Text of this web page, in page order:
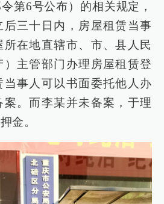
第6号公布）的相关规定，
后三十日内，房屋租赁当事
所在地直辖市、市、县人民
主管部门办理房屋租赁登
事人可以书面委托他人办
。而李某并未备案，于理
金。